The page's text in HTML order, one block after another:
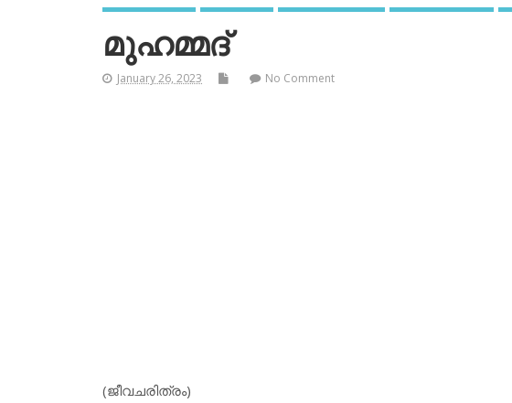
മുഹമ്മദ്
January 26, 2023 No Comment
(ജീവചരിത്രം)